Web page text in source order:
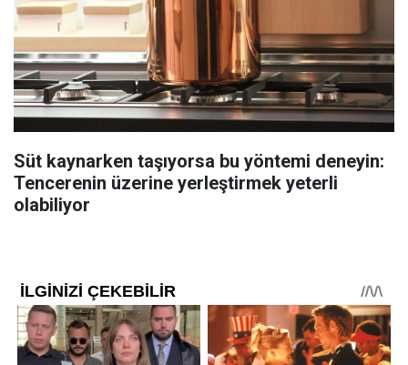
Süt kaynarken taşıyorsa bu yöntemi deneyin:
Tencerenin üzerine yerleştirmek yeterli
olabiliyor